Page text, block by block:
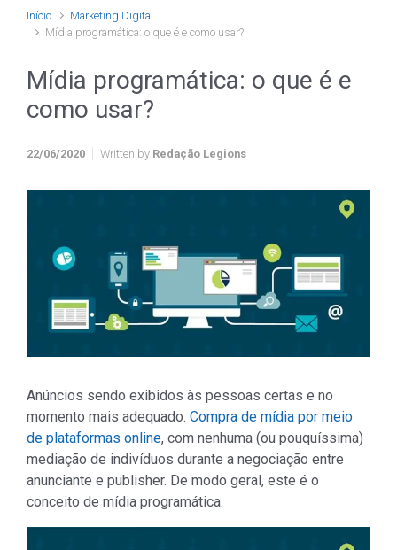
Início
Marketing Digital
Mídia programática: o que é e como usar?
Mídia programática: o que é e
como usar?
22/06/2020 Written by Redação Legions
Anúncios sendo exibidos às pessoas certas e no
momento mais adequado. Compra de mídia por meio
de plataformas online, com nenhuma (ou pouquíssima)
mediação de indivíduos durante a negociação entre
anunciante e publisher. De modo geral, este é o
conceito de mídia programática.